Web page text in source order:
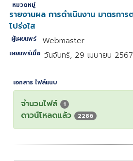
หมวดหมู่
รายงานผล การดำเนินงาน มาตรกา
โปร่งใส
ผู้เผยแพร่ Webmaster
เผยแพร่เมื่อ วันจันทร์, 29 เมษายน 2567
เอกสาร ไฟล์แนบ
จำนวนไฟล์ 1
ดาวน์โหลดแล้ว 2286